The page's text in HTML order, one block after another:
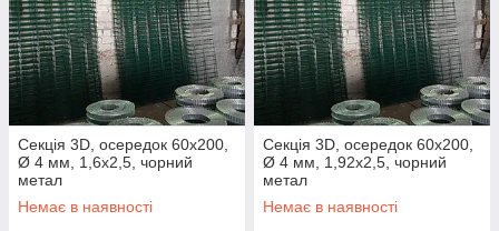
Секція 3D, осередок 60х200,
Ø 4 мм, 1,6х2,5, чорний
метал
Немає в наявності
Секція 3D, осередок 60х200,
Ø 4 мм, 1,92х2,5, чорний
метал
Немає в наявності